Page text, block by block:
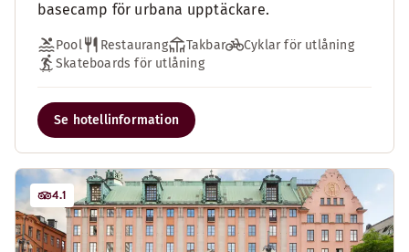
basecamp för urbana upptäckare.
Pool Restaurang Takbar
Cyklar för utlåning
Skateboards för utlåning
Se hotellinformation
4.1